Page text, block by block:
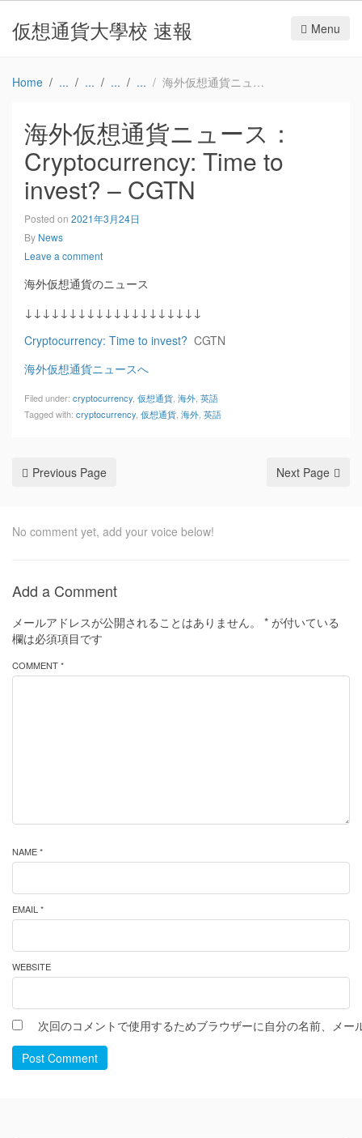
仮想通貨大學校 速報 Menu
Home 海外仮想通貨ニュース：Cryptocurrency: Time to invest? – CGTN
海外仮想通貨ニュース：
Cryptocurrency: Time to
invest? – CGTN
Posted on 2021年3月24日
By News
Leave a comment
海外仮想通貨のニュース
↓↓↓↓↓↓↓↓↓↓↓↓↓↓↓↓↓↓↓↓
Cryptocurrency: Time to invest? CGTN
海外仮想通貨ニュースへ
Filed under: cryptocurrency 仮想通貨 海外 英語
Tagged with: cryptocurrency 仮想通貨 海外 英語
Previous Page Next Page
No comment yet, add your voice below!
Add a Comment
メールアドレスが公開されることはありません。 * が付いている
欄は必須項目です
COMMENT *
NAME *
EMAIL *
WEBSITE
次回のコメントで使用するためブラウザーに自分の名前、メー
Post Comment